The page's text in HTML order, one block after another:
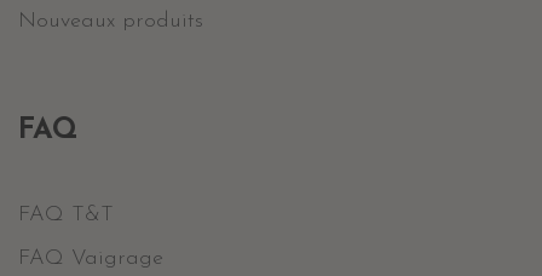
Nouveaux produits
FAQ
FAQ T&T
FAQ Vaigrage